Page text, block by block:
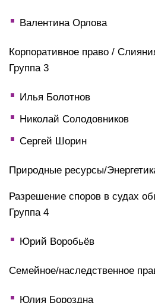
Валентина Орлова
Корпоративное право /
Группа 3
Илья Болотнов
Николай Солодовников
Сергей Шорин
Природные ресурсы/
Разрешение споров в судах
Группа 4
Юрий Воробьёв
Семейное/наследственное
Юлия Бороздна